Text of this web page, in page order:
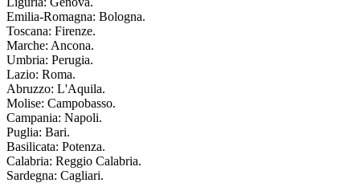
Emilia-Romagna: Bologna.
Toscana: Firenze.
Marche: Ancona.
Umbria: Perugia.
Lazio: Roma.
Abruzzo: L'Aquila.
Molise: Campobasso.
Campania: Napoli.
Puglia: Bari.
Basilicata: Potenza.
Calabria: Reggio Calabria.
Sardegna: Cagliari.